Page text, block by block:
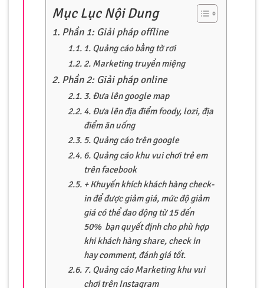
Mục Lục Nội Dung
Phần 1: Giải pháp offline
1. Quảng cáo bằng tờ rơi
2. Marketing truyền miệng
Phần 2: Giải pháp online
3. Đưa lên google map
4. Đưa lên địa điểm foody, lozi, địa
điểm ăn uống
5. Quảng cáo trên google
6. Quảng cáo khu vui chơi trẻ em
trên facebook
+ Khuyến khích khách hàng check-
in để được giảm giá, mức độ giảm
giá có thể đao động từ 15 đến
50% bạn quyết định cho phù hợp
khi khách hàng share, check in
hay comment, đánh giá tốt.
7. Quảng cáo Marketing khu vui
chơi trên Instagram